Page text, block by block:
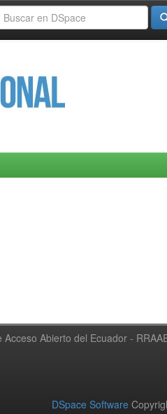
Abierto del Ecuador -
DSpace Software